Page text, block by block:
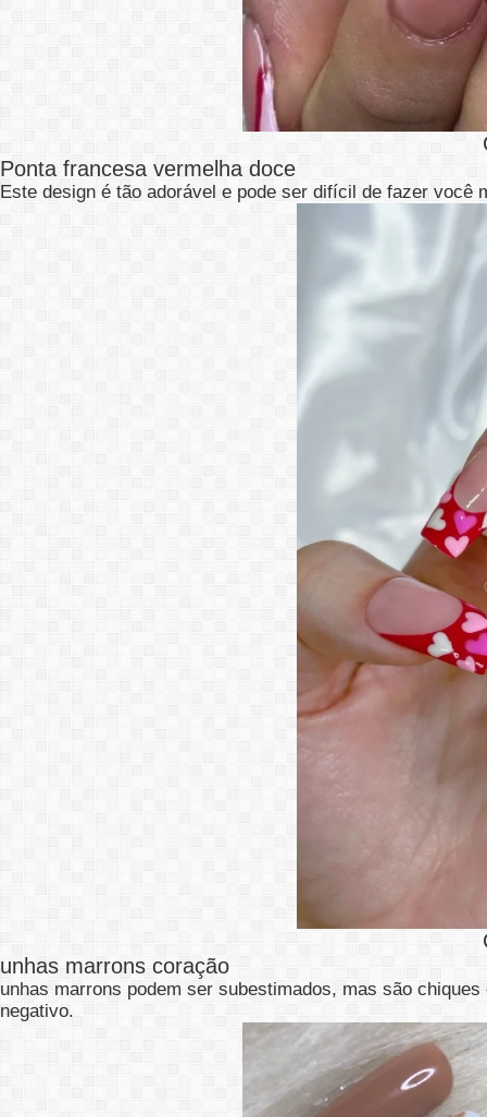
Ponta francesa vermelha doce
Este design é tão adorável e pode ser difícil de fazer você
unhas marrons coração
unhas marrons podem ser subestimados, mas são
negativo.